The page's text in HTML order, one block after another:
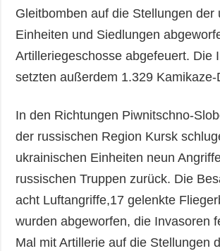
Gleitbomben auf die Stellungen der
Einheiten und Siedlungen
Artilleriegeschosse abgefeuert. Die
setzten außerdem 1.329 Kamikaze-
In den Richtungen Piwnitschno-
der russischen Region Kursk
ukrainischen Einheiten neun
russischen Truppen zurück. Die
acht Luftangriffe,17 gelenkte
wurden abgeworfen, die Invasoren
Mal mit Artillerie auf die Stellungen